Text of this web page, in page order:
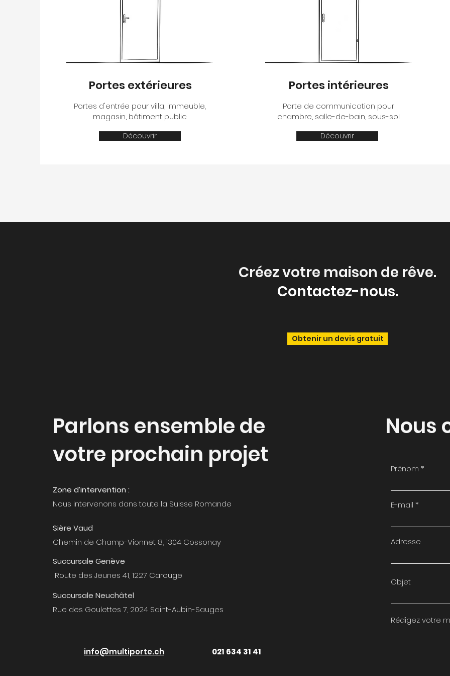
Portes extérieures
Portes d'entrée pour villa, immeuble,
magasin, bâtiment public
Découvrir
Portes intérieures
Porte de communication pour
chambre, salle-de-bain, sous-sol
Découvrir
Créez votre maison de rêve.
Contactez-nous.
Obtenir un devis gratuit
Parlons ensemble de
votre prochain projet
Zone d’intervention :
Nous intervenons dans toute la Suisse Romande
Sière Vaud
Chemin de Champ-Vionnet 8, 1304 Cossonay
Succursale Genève
Route des Jeunes 41, 1227 Carouge
Succursale Neuchâtel
Rue des Goulettes 7, 2024 Saint-Aubin-Sauges
info@multiporte.ch 021 634 31 41
Nous
Prénom
E-mail
Adresse
Objet
Rédigez votre